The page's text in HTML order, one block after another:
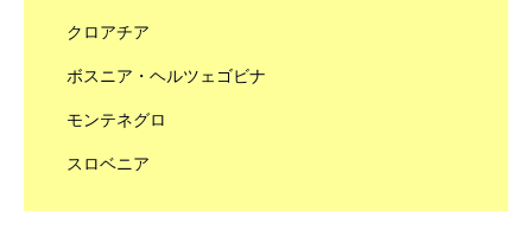
クロアチア
ボスニア・ヘルツェゴビナ
モンテネグロ
スロベニア